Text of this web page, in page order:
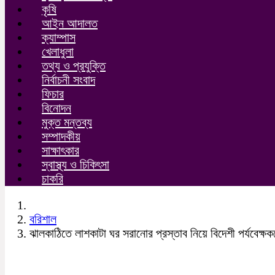
কৃষি
আইন আদালত
ক্যাম্পাস
খেলাধুলা
তথ্য ও প্রযুক্তি
নির্বাচনী সংবাদ
ফিচার
বিনোদন
মুক্ত মন্তব্য
সম্পাদকীয়
সাক্ষাৎকার
স্বাস্থ্য ও চিকিৎসা
চাকরি
বরিশাল
ঝালকাঠিতে লাশকাটা ঘর সরানোর প্রস্তাব নিয়ে বিদেশী